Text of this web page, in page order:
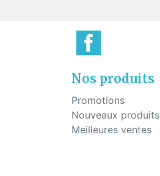
Nos produits
Promotions
Nouveaux produits
Meilleures ventes